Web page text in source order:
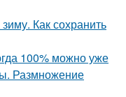
Как сохранить
100% можно уже
Размножение